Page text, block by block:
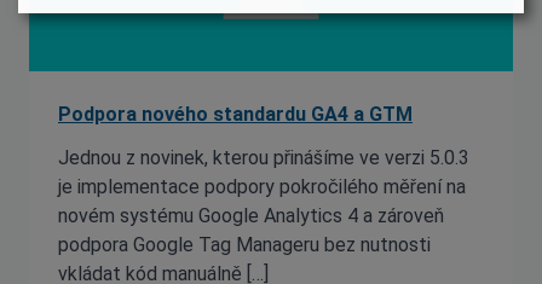
Podpora nového standardu GA4 a GTM
Jednou z novinek, kterou přinášíme ve verzi 5.0.3
je implementace podpory pokročilého měření na
novém systému Google Analytics 4 a zároveň
podpora Google Tag Manageru bez nutnosti
vkládat kód manuálně […]